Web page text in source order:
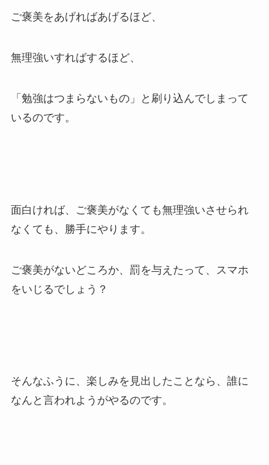
ご褒美をあげればあげるほど、
無理強いすればするほど、
「勉強はつまらないもの」と刷り込んでしまって
いるのです。
面白ければ、ご褒美がなくても無理強いさせられ
なくても、勝手にやります。
ご褒美がないどころか、罰を与えたって、スマホ
をいじるでしょう？
そんなふうに、楽しみを見出したことなら、誰に
なんと言われようがやるのです。